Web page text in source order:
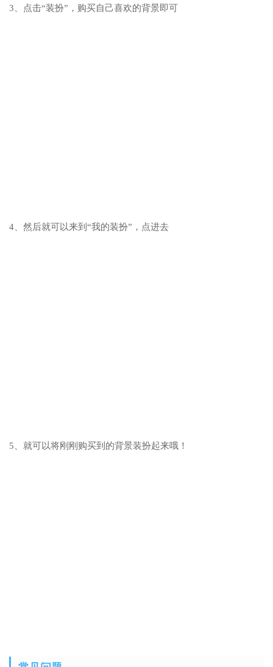
3、点击“装扮”，购买自己喜欢的背景即可
4、然后就可以来到“我的装扮”，点进去
5、就可以将刚刚购买到的背景装扮起来哦！